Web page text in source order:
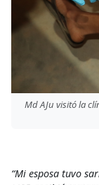
Md AJu visitó la
“Mi esposa tuvo